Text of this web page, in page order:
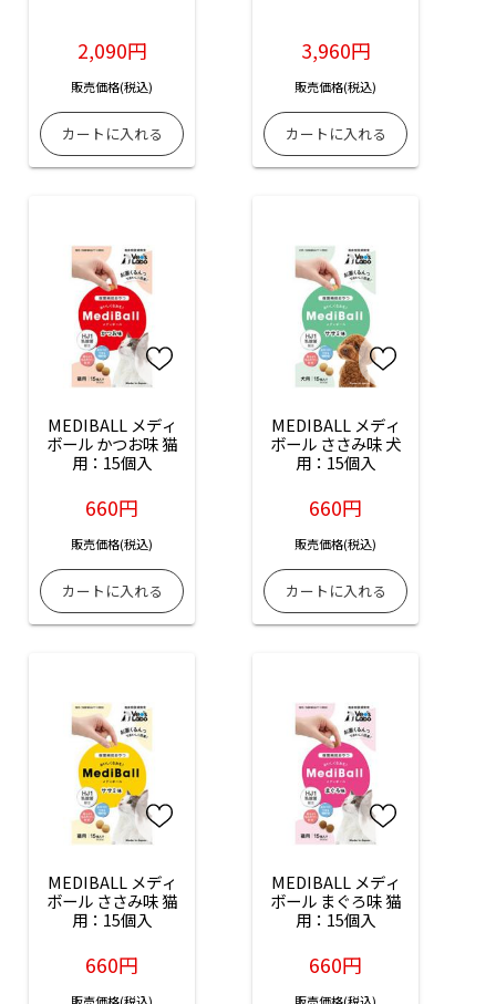
2,090円
販売価格(税込)
3,960円
販売価格(税込)
MEDIBALL メディ
ボール かつお味 猫
用：15個入
660円
販売価格(税込)
MEDIBALL メディ
ボール ささみ味 犬
用：15個入
660円
販売価格(税込)
MEDIBALL メディ
ボール ささみ味 猫
用：15個入
660円
MEDIBALL メディ
ボール まぐろ味 猫
用：15個入
660円